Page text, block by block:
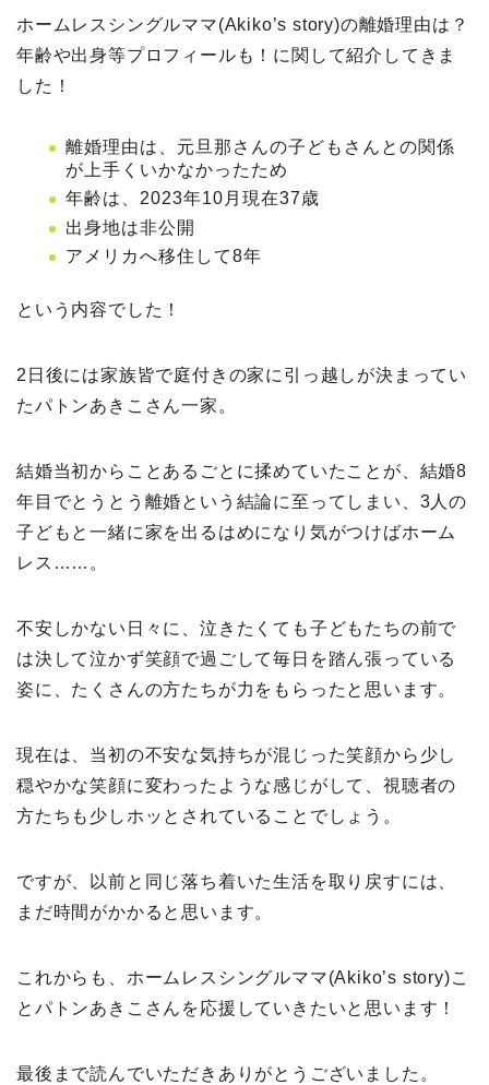
ホームレスシングルママ(Akiko’s story)の離婚理由は？
年齢や出身等プロフィールも！に関して紹介してきま
した！
離婚理由は、元旦那さんの子どもさんとの関係
が上手くいかなかったため
年齢は、2023年10月現在37歳
出身地は非公開
アメリカへ移住して8年
という内容でした！
2日後には家族皆で庭付きの家に引っ越しが決まってい
たパトンあきこさん一家。
結婚当初からことあるごとに揉めていたことが、結婚8
年目でとうとう離婚という結論に至ってしまい、3人の
子どもと一緒に家を出るはめになり気がつけばホーム
レス……。
不安しかない日々に、泣きたくても子どもたちの前で
は決して泣かず笑顔で過ごして毎日を踏ん張っている
姿に、たくさんの方たちが力をもらったと思います。
現在は、当初の不安な気持ちが混じった笑顔から少し
穏やかな笑顔に変わったような感じがして、視聴者の
方たちも少しホッとされていることでしょう。
ですが、以前と同じ落ち着いた生活を取り戻すには、
まだ時間がかかると思います。
これからも、ホームレスシングルママ(Akiko’s story)こ
とパトンあきこさんを応援していきたいと思います！
最後まで読んでいただきありがとうございました。